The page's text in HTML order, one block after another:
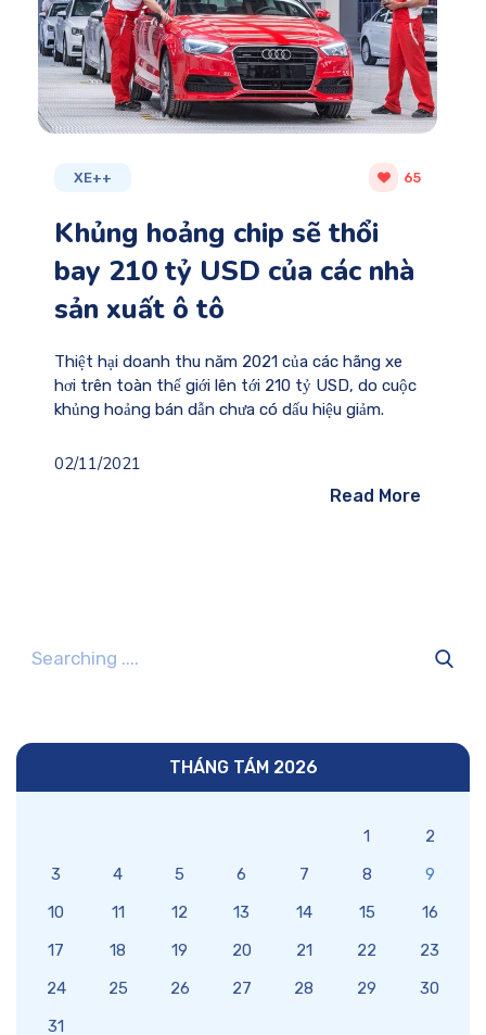
THÁNG TÁM 2026
1
2
3
4 5 6 7 8
9
10
11 12 13 14 15
16
17
18 19 20 21 22
23
24
25 26 27 28 29
30
31
XE++ 65
Khủng hoảng chip sẽ thổi
bay 210 tỷ USD của các nhà
sản xuất ô tô
Thiệt hại doanh thu năm 2021 của các hãng xe
hơi trên toàn thế giới lên tới 210 tỷ USD, do cuộc
khủng hoảng bán dẫn chưa có dấu hiệu giảm.
02/11/2021
Read More